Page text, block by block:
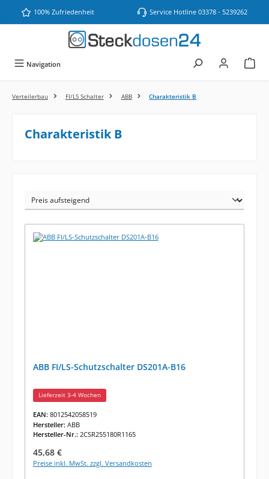
Zum Hauptinhalt springen
100% Zufriedenheit Service Hotline 03378 - 5239262
Navigation
Verteilerbau FI/LS Schalter ABB Charakteristik B
Charakteristik B
ABB FI/LS-Schutzschalter DS201A-B16
Lieferzeit 3-4 Wochen
EAN: 8012542058519
Hersteller: ABB
Hersteller-Nr.: 2CSR255180R1165
Regulärer Preis:
45,68 €
Preise inkl. MwSt. zzgl. Versandkosten